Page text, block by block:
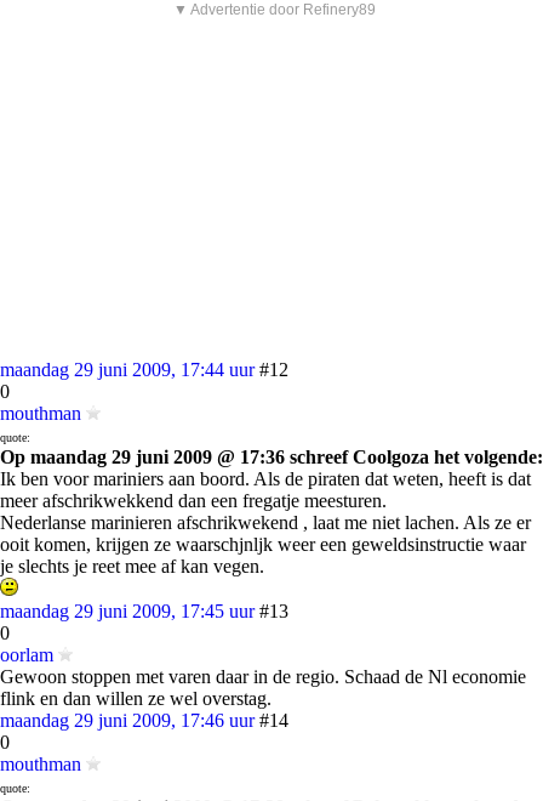
▼ Advertentie door Refinery89
maandag 29 juni 2009, 17:44 uur #12
0
mouthman
quote:
Op maandag 29 juni 2009 @ 17:36 schreef Coolgoza het volgende:
Ik ben voor mariniers aan boord. Als de piraten dat weten, heeft is dat
meer afschrikwekkend dan een fregatje meesturen.
Nederlanse marinieren afschrikwekend , laat me niet lachen. Als ze er
ooit komen, krijgen ze waarschjnljk weer een geweldsinstructie waar
je slechts je reet mee af kan vegen.
maandag 29 juni 2009, 17:45 uur #13
0
oorlam
Gewoon stoppen met varen daar in de regio. Schaad de Nl economie
flink en dan willen ze wel overstag.
maandag 29 juni 2009, 17:46 uur #14
0
mouthman
quote: